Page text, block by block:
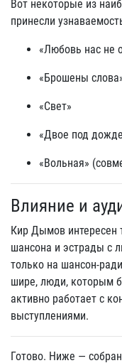
Вот некоторые из
принесли
«Любовь нас не
«Брошены
«Свет»
«Двое под
«Вольная»
Влияние и
Кир Дымов интересен
шансона и эстрады с
только на шансон-
шире, люди, которым
активно работает с
выступлениями.
Готово. Ниже —